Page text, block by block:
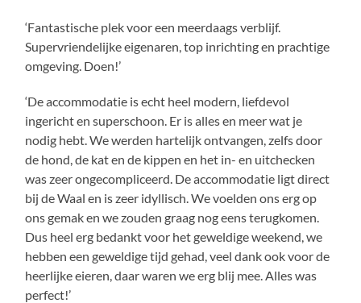
‘Fantastische plek voor een meerdaags verblijf.
Supervriendelijke eigenaren, top inrichting en prachtige
omgeving. Doen!’
‘De accommodatie is echt heel modern, liefdevol
ingericht en superschoon. Er is alles en meer wat je
nodig hebt. We werden hartelijk ontvangen, zelfs door
de hond, de kat en de kippen en het in- en uitchecken
was zeer ongecompliceerd. De accommodatie ligt direct
bij de Waal en is zeer idyllisch. We voelden ons erg op
ons gemak en we zouden graag nog eens terugkomen.
Dus heel erg bedankt voor het geweldige weekend, we
hebben een geweldige tijd gehad, veel dank ook voor de
heerlijke eieren, daar waren we erg blij mee. Alles was
perfect!’